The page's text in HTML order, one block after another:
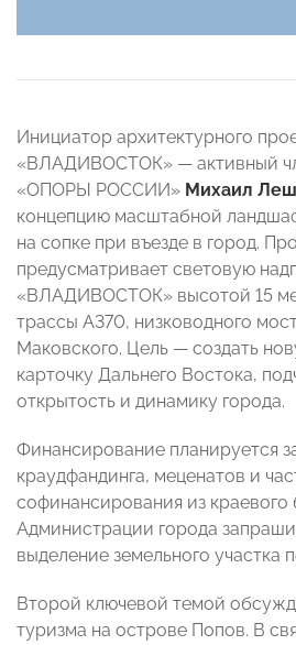
Инициатор архитектурного
«ВЛАДИВОСТОК» — активный
«ОПОРЫ РОССИИ» Михаил
концепцию масштабной
на сопке при въезде в город.
предусматривает световую
«ВЛАДИВОСТОК» высотой 15
трассы А370, низководного
Маковского. Цель — создать
карточку Дальнего Востока,
открытость и динамику города.
Финансирование планируется
краудфандинга, меценатов и
софинансирования из
Администрации города
выделение земельного участка
Второй ключевой темой
туризма на острове Попов. В